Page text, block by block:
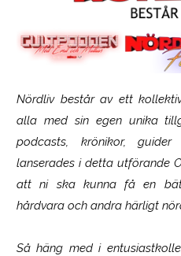
Nördliv består av ett
alla med sin egen unika
podcasts, krönikor,
lanserades i detta utförande
att ni ska kunna få en
hårdvara och andra härligt
Så häng med i